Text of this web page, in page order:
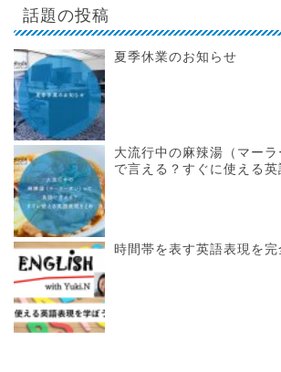
話題の投稿
夏季休業のお知らせ
大流行中の麻辣湯（マー
で言える？すぐに使える
時間帯を表す英語表現を完